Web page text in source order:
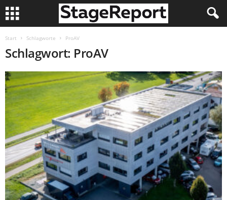
Start Schlagworte ProAV
Schlagwort: ProAV